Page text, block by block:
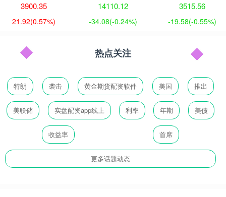
3900.35
21.92(0.57%)
14110.12
-34.08(-0.24%)
3515.56
-19.58(-0.55%)
热点关注
特朗 袭击 黄金期货配资软件 美国 推出
美联储 实盘配资app线上 利率 年期 美债
收益率 首席
更多话题动态